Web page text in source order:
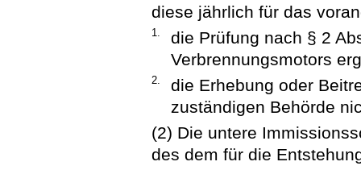
diese jährlich für das
1.
die Prüfung nach § 2
Verbrennungsmotors
2.
die Erhebung oder
zuständigen Behörde
(2) Die untere
des dem für die